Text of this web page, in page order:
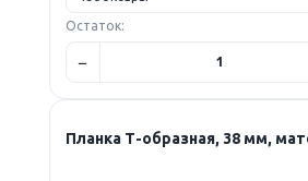
Остаток:
Планка Т-образная, 38 мм,